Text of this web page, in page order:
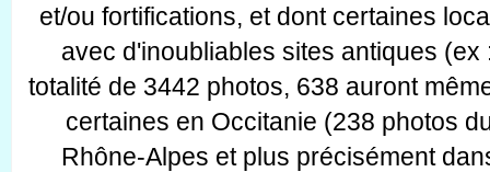
et/ou fortifications, et dont certaines
avec d'inoubliables sites antiques
totalité de 3442 photos, 638 auront
certaines en Occitanie (238 photos
Rhône-Alpes et plus précisément